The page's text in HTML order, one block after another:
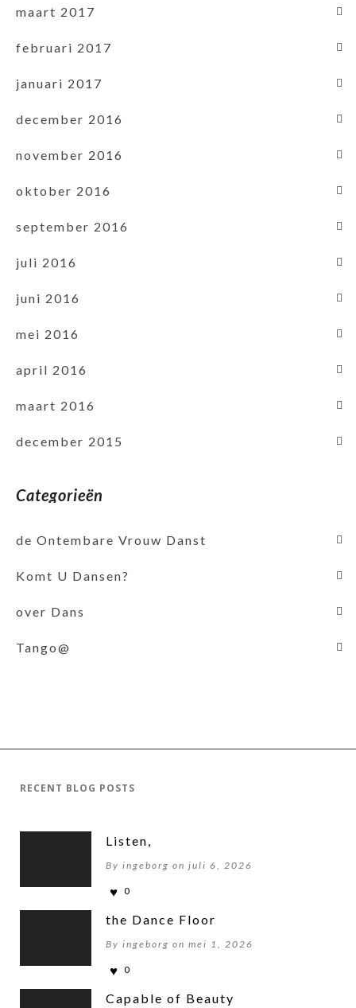
maart 2017
februari 2017
januari 2017
december 2016
november 2016
oktober 2016
september 2016
juli 2016
juni 2016
mei 2016
april 2016
maart 2016
december 2015
Categorieën
de Ontembare Vrouw Danst
Komt U Dansen?
over Dans
Tango@
RECENT BLOG POSTS
Listen,
By ingeborg on juli 6, 2026
0
the Dance Floor
By ingeborg on mei 1, 2026
0
Capable of Beauty